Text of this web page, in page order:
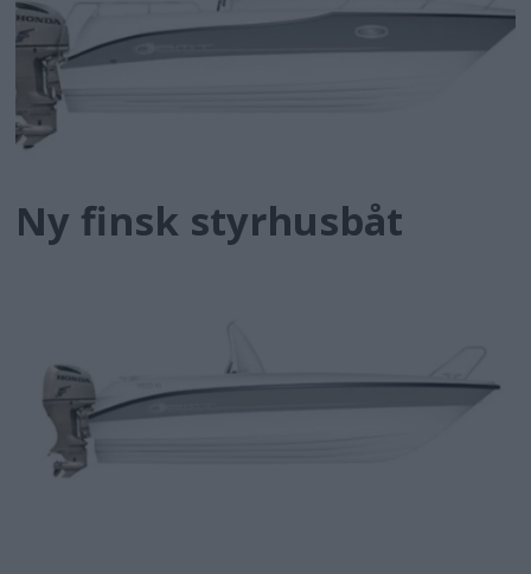
Ny finsk styrhusbåt